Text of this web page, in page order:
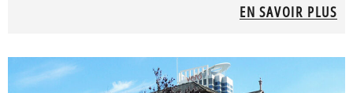
EN SAVOIR PLUS